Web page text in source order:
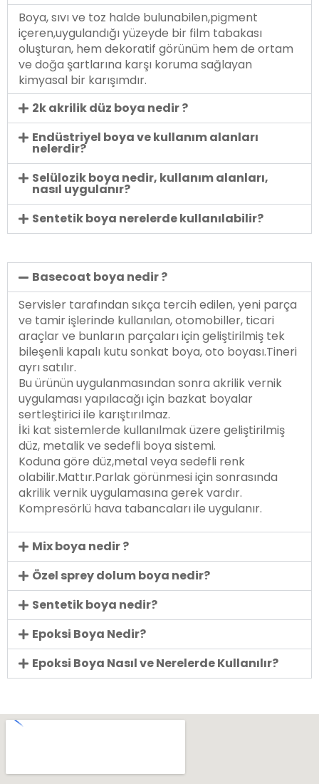
Boya, sıvı ve toz halde bulunabilen,pigment
içeren,uygulandığı yüzeyde bir film tabakası
oluşturan, hem dekoratif görünüm hem de ortam
ve doğa şartlarına karşı koruma sağlayan
kimyasal bir karışımdır.
2k akrilik düz boya nedir ?
Endüstriyel boya ve kullanım alanları
nelerdir?
Selülozik boya nedir, kullanım alanları,
nasıl uygulanır?
Sentetik boya nerelerde kullanılabilir?
Basecoat boya nedir ?
Servisler tarafından sıkça tercih edilen, yeni parça
ve tamir işlerinde kullanılan, otomobiller, ticari
araçlar ve bunların parçaları için geliştirilmiş tek
bileşenli kapalı kutu sonkat boya, oto boyası.Tineri
ayrı satılır.
Bu ürünün uygulanmasından sonra akrilik vernik
uygulaması yapılacağı için bazkat boyalar
sertleştirici ile karıştırılmaz.
İki kat sistemlerde kullanılmak üzere geliştirilmiş
düz, metalik ve sedefli boya sistemi.
Koduna göre düz,metal veya sedefli renk
olabilir.Mattır.Parlak görünmesi için sonrasında
akrilik vernik uygulamasına gerek vardır.
Kompresörlü hava tabancaları ile uygulanır.
Mix boya nedir ?
Özel sprey dolum boya nedir?
Sentetik boya nedir?
Epoksi Boya Nedir?
Epoksi Boya Nasıl ve Nerelerde Kullanılır?